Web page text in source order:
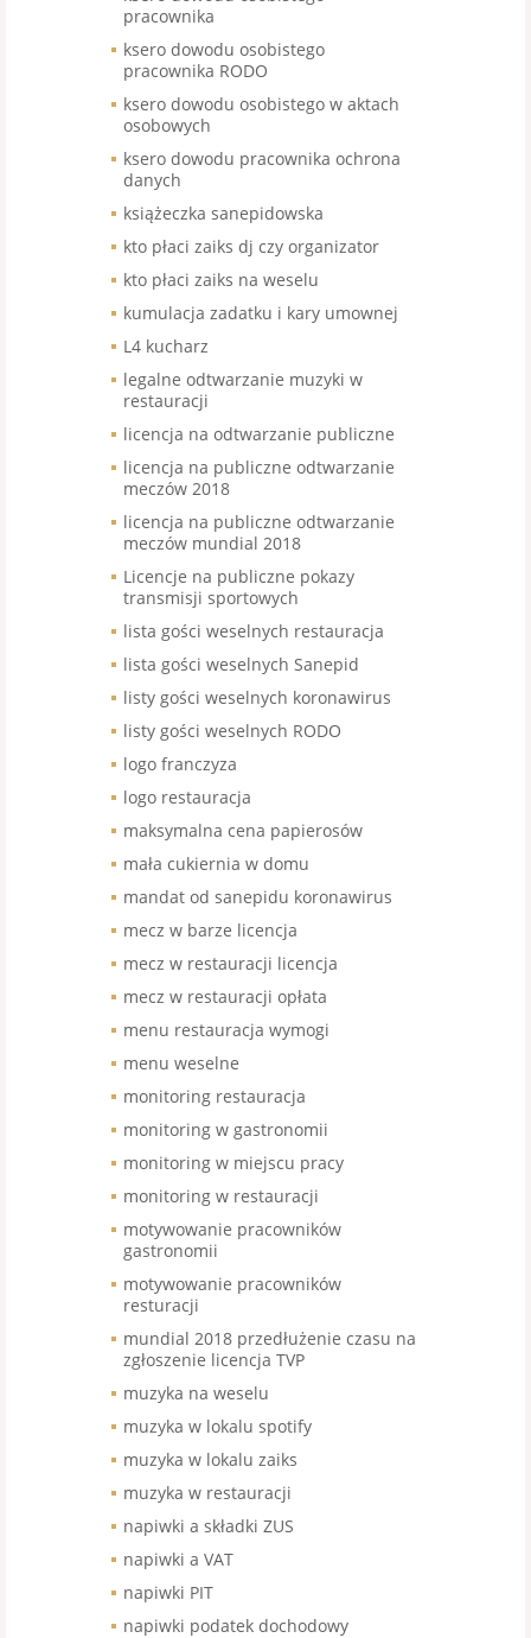
pracownika
ksero dowodu osobistego
pracownika RODO
ksero dowodu osobistego w aktach
osobowych
ksero dowodu pracownika ochrona
danych
książeczka sanepidowska
kto płaci zaiks dj czy organizator
kto płaci zaiks na weselu
kumulacja zadatku i kary umownej
L4 kucharz
legalne odtwarzanie muzyki w
restauracji
licencja na odtwarzanie publiczne
licencja na publiczne odtwarzanie
meczów 2018
licencja na publiczne odtwarzanie
meczów mundial 2018
Licencje na publiczne pokazy
transmisji sportowych
lista gości weselnych restauracja
lista gości weselnych Sanepid
listy gości weselnych koronawirus
listy gości weselnych RODO
logo franczyza
logo restauracja
maksymalna cena papierosów
mała cukiernia w domu
mandat od sanepidu koronawirus
mecz w barze licencja
mecz w restauracji licencja
mecz w restauracji opłata
menu restauracja wymogi
menu weselne
monitoring restauracja
monitoring w gastronomii
monitoring w miejscu pracy
monitoring w restauracji
motywowanie pracowników
gastronomii
motywowanie pracowników
resturacji
mundial 2018 przedłużenie czasu na
zgłoszenie licencja TVP
muzyka na weselu
muzyka w lokalu spotify
muzyka w lokalu zaiks
muzyka w restauracji
napiwki a składki ZUS
napiwki a VAT
napiwki PIT
napiwki podatek dochodowy